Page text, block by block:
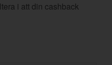
i att din cashback